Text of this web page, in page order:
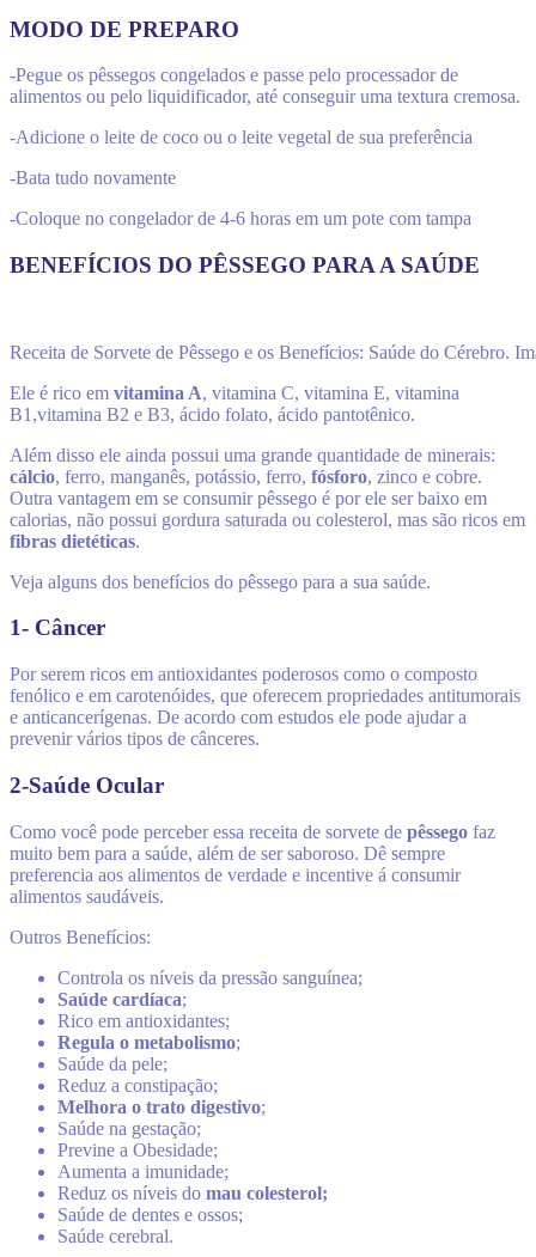
MODO DE PREPARO
-Pegue os pêssegos congelados e passe pelo processador de
alimentos ou pelo liquidificador, até conseguir uma textura cremosa.
-Adicione o leite de coco ou o leite vegetal de sua preferência
-Bata tudo novamente
-Coloque no congelador de 4-6 horas em um pote com tampa
BENEFÍCIOS DO PÊSSEGO PARA A SAÚDE
Receita de Sorvete de Pêssego e os Benefícios: Saúde do Cérebro.
Ele é rico em vitamina A, vitamina C, vitamina E, vitamina
B1,vitamina B2 e B3, ácido folato, ácido pantotênico.
Além disso ele ainda possui uma grande quantidade de minerais:
cálcio, ferro, manganês, potássio, ferro, fósforo, zinco e cobre.
Outra vantagem em se consumir pêssego é por ele ser baixo em
calorias, não possui gordura saturada ou colesterol, mas são ricos em
fibras dietéticas.
Veja alguns dos benefícios do pêssego para a sua saúde.
1- Câncer
Por serem ricos em antioxidantes poderosos como o composto
fenólico e em carotenóides, que oferecem propriedades antitumorais
e anticancerígenas. De acordo com estudos ele pode ajudar a
prevenir vários tipos de cânceres.
2-Saúde Ocular
Como você pode perceber essa receita de sorvete de pêssego faz
muito bem para a saúde, além de ser saboroso. Dê sempre
preferencia aos alimentos de verdade e incentive á consumir
alimentos saudáveis.
Outros Benefícios:
Controla os níveis da pressão sanguínea;
Saúde cardíaca;
Rico em antioxidantes;
Regula o metabolismo;
Saúde da pele;
Reduz a constipação;
Melhora o trato digestivo;
Saúde na gestação;
Previne a Obesidade;
Aumenta a imunidade;
Reduz os níveis do mau colesterol;
Saúde de dentes e ossos;
Saúde cerebral.